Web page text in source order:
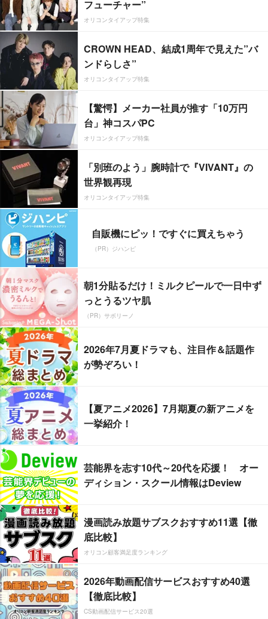
フューチャー”
オリコンタイアップ特集
CROWN HEAD、結成1周年で見えた”バ
ンドらしさ”
オリコンタイアップ特集
【驚愕】メーカー社員が推す「10万円
台」神コスパPC
オリコンタイアップ特集
「別班のよう」腕時計で『VIVANT』の
世界観再現
オリコンタイアップ特集
自販機にピッ！ですぐに買えちゃう
（PR）ジハンピ
朝1分貼るだけ！ミルクピールで一日中ず
っとうるツヤ肌
（PR）サボリーノ
2026年7月夏ドラマも、注目作＆話題作
が勢ぞろい！
【夏アニメ2026】7月期夏の新アニメを
一挙紹介！
芸能界を志す10代～20代を応援！ オー
ディション・スクール情報はDeview
漫画読み放題サブスクおすすめ11選【徹
底比較】
オリコン顧客満足度ランキング
2026年動画配信サービスおすすめ40選
【徹底比較】
CS動画配信サービス20選